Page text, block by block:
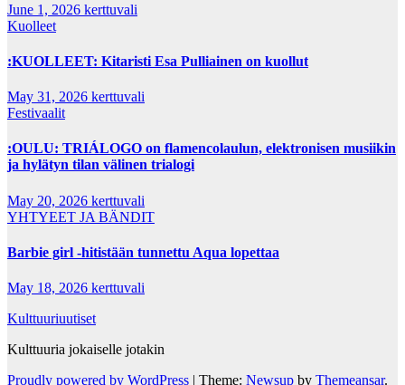
June 1, 2026 kerttuvali
Kuolleet
:KUOLLEET: Kitaristi Esa Pulliainen on kuollut
May 31, 2026 kerttuvali
Festivaalit
:OULU: TRIÁLOGO on flamencolaulun, elektronisen musiikin
ja hylätyn tilan välinen trialogi
May 20, 2026 kerttuvali
YHTYEET JA BÄNDIT
Barbie girl -hitistään tunnettu Aqua lopettaa
May 18, 2026 kerttuvali
Kulttuuriuutiset
Kulttuuria jokaiselle jotakin
Proudly powered by WordPress | Theme: Newsup by Themeansar.